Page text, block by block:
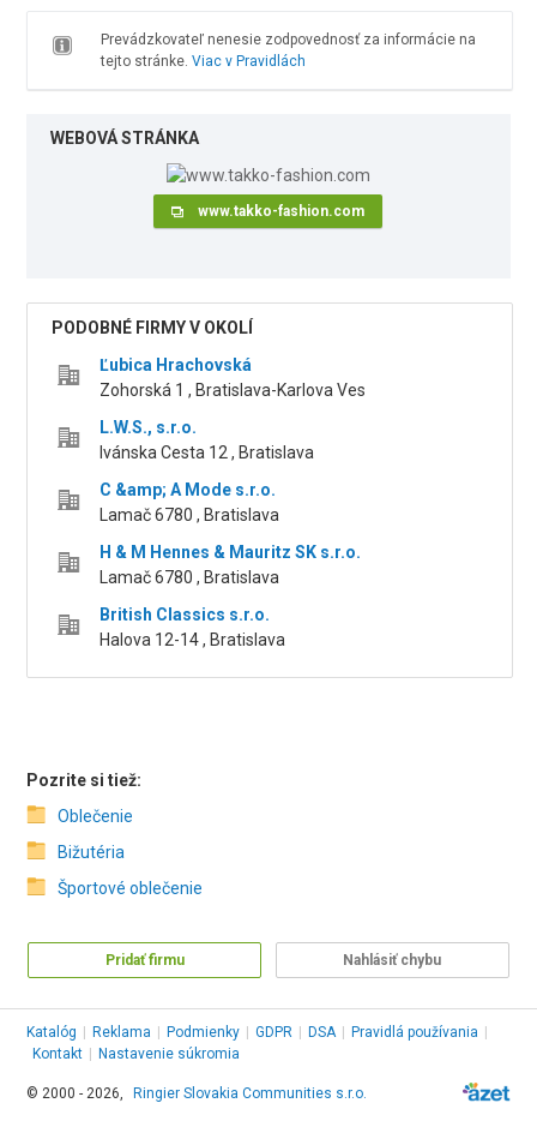
Prevádzkovateľ nenesie zodpovednosť za informácie na
tejto stránke. Viac v Pravidlách
WEBOVÁ STRÁNKA
www.takko-fashion.com
PODOBNÉ FIRMY V OKOLÍ
Ľubica Hrachovská
Zohorská 1 , Bratislava-Karlova Ves
L.W.S., s.r.o.
Ivánska Cesta 12 , Bratislava
C &amp; A Mode s.r.o.
Lamač 6780 , Bratislava
H & M Hennes & Mauritz SK s.r.o.
Lamač 6780 , Bratislava
British Classics s.r.o.
Halova 12-14 , Bratislava
Pozrite si tiež:
Oblečenie
Bižutéria
Športové oblečenie
Pridať firmu Nahlásiť chybu
Katalóg Reklama Podmienky GDPR DSA Pravidlá používania
Kontakt
Nastavenie súkromia
© 2000 - 2026, Ringier Slovakia Communities s.r.o.